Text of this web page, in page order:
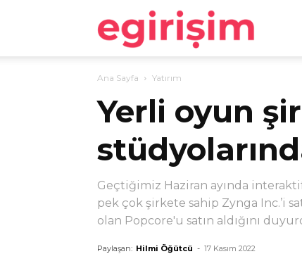
egirişim
Ana Sayfa Yatırım
Yerli oyun
Geçtiğimiz Haziran ayında
pek çok şirkete sahip Zynga Inc.’i
olan Popcore'u satın aldığını
Paylaşan: Hilmi Öğütcü - 17 Kasım 2022